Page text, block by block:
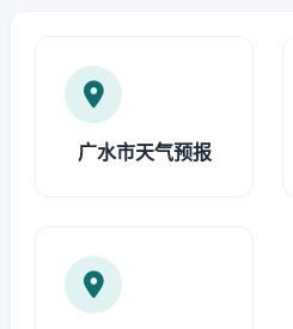
广水市天气预报